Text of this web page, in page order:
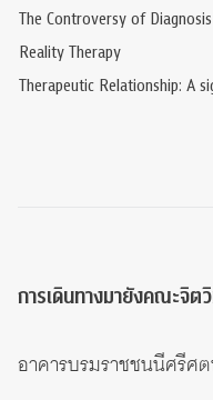
The Controversy of Diagnosis
Reality Therapy
Therapeutic Relationship: A
การเดินทางมายังคณะจิต
อาคารบรมราชชนนีศรีศ